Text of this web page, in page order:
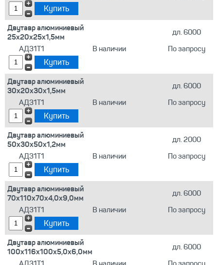
Двутавр алюминиевый
25х20х25х1,5мм
дл. 6000
АД31Т1
В наличии По запросу
Двутавр алюминиевый
30х20х30х1,5мм
дл. 6000
АД31Т1
В наличии По запросу
Двутавр алюминиевый
50х30х50х1,2мм
дл. 2000
АД31Т1
В наличии По запросу
Двутавр алюминиевый
70х110х70х4,0х9,0мм
дл. 6000
АД31Т1
В наличии По запросу
Двутавр алюминиевый
100х116х100х5,0х6,0мм
дл. 6000